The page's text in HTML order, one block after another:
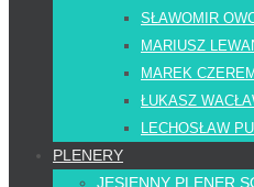
SŁAWOMIR
MARIUSZ
MAREK
ŁUKASZ
LECHOSŁAW
PLENERY
JESIENNY PLENER